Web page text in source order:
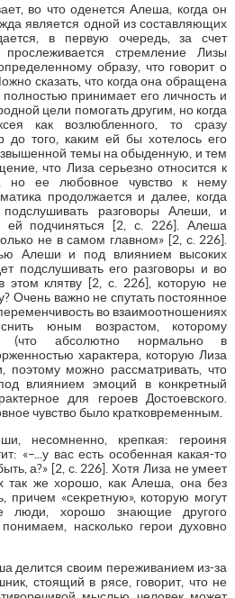
во что оденется Алеша, когда он
является одной из составляющих
в первую очередь, за счет
стремление Лизы
образу, что говорит о
сказать, что когда она обращена
принимает его личность и
цели помогать другим, но когда
как возлюбленного, то сразу
до того, каким ей бы хотелось его
темы на обыденную, и тем
что Лиза серьезно относится к
но ее любовное чувство к нему
продолжается и далее, когда
разговоры Алеши, и
ей подчиняться [2, с. 226]. Алеша
не в самом главном» [2, с. 226].
Алеши и под влиянием высоких
подслушивать его разговоры и во
этом клятву [2, с. 226], которую не
Очень важно не спутать постоянное
во взаимоотношениях
юным возрастом, которому
(что абсолютно нормально в
характера, которую Лиза
поэтому можно рассматривать, что
влиянием эмоций в конкретный
для героев Достоевского.
чувство было кратковременным.
несомненно, крепкая: героиня
«–...у вас есть особенная какая-то
а?» [2, с. 226]. Хотя Лиза не умеет
так же хорошо, как Алеша, она без
причем «секретную», которую могут
люди, хорошо знающие другого
насколько герои духовно
делится своим переживанием из-за
стоящий в рясе, говорит, что не